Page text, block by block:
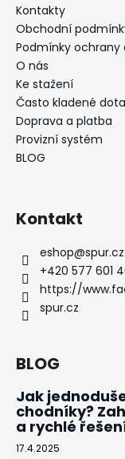
o
p
o
r
u
č
u
j
e
SPURTEX®
V300
FFP3
NR
(EXPIRACE
1.1.2027)
Původně:
Kč
Kontakty
Obchodní
Podmínky ochrany
O nás
Ke stažení
Často kladené
Doprava a platba
Provizní systém
BLOG
Kontakt
eshop@spur.cz
+420 577 601
https://
spur.cz
BLOG
Jak
chodníky?
a rychlé
17.4.2025